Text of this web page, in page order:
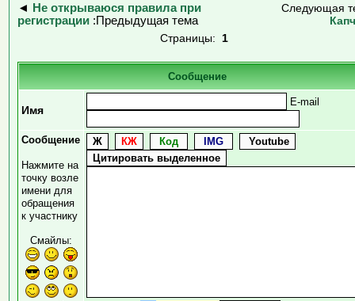
◄
Не открываюся правила при
регистрации :Предыдущая тема
Следующая
Страницы: 1
Сообщение
Имя
E-mail
Сообщение
Нажмите на
точку возле
имени для
обращения
к участнику
Смайлы: